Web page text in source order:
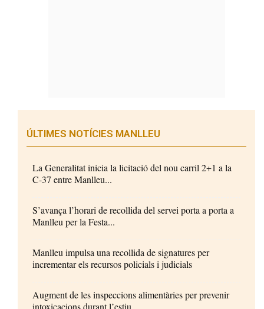
ÚLTIMES NOTÍCIES MANLLEU
La Generalitat inicia la licitació del nou carril 2+1 a la
C-37 entre Manlleu...
S’avança l’horari de recollida del servei porta a porta a
Manlleu per la Festa...
Manlleu impulsa una recollida de signatures per
incrementar els recursos policials i judicials
Augment de les inspeccions alimentàries per prevenir
intoxicacions durant l’estiu